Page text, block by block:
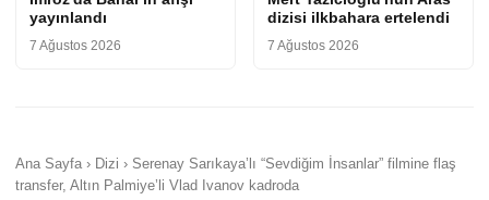
yayınlandı
7 Ağustos 2026
dizisi ilkbahara ertelendi
7 Ağustos 2026
Ana Sayfa › Dizi › Serenay Sarıkaya’lı “Sevdiğim İnsanlar” filmine flaş
transfer, Altın Palmiye’li Vlad Ivanov kadroda